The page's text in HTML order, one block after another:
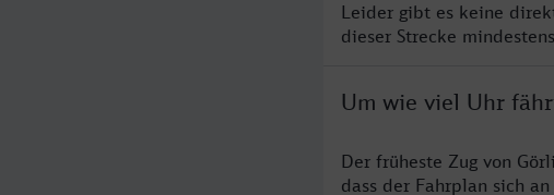
Leider gibt es keine
dieser Strecke
Um wie viel Uhr
Der früheste Zug von
dass der Fahrplan sich